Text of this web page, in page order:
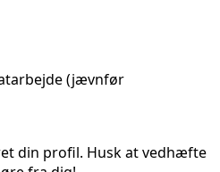
(jævnfør
din profil. Husk at vedhæfte